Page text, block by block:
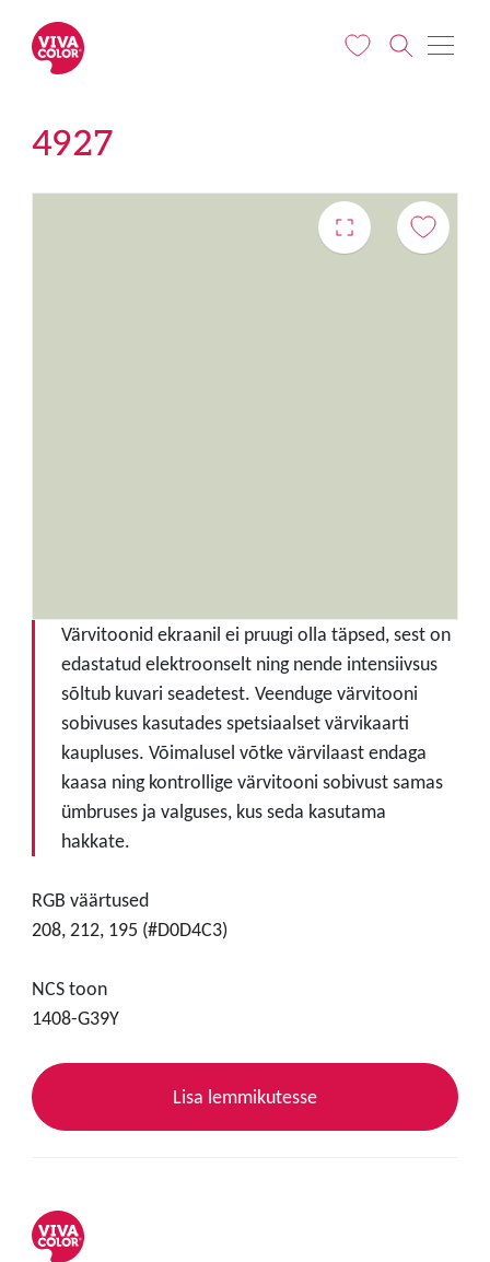
4927
Värvitoonid ekraanil ei pruugi olla täpsed, sest on
edastatud elektroonselt ning nende intensiivsus
sõltub kuvari seadetest. Veenduge värvitooni
sobivuses kasutades spetsiaalset värvikaarti
kaupluses. Võimalusel võtke värvilaast endaga
kaasa ning kontrollige värvitooni sobivust samas
ümbruses ja valguses, kus seda kasutama
hakkate.
RGB väärtused
208, 212, 195 (#D0D4C3)
NCS toon
1408-G39Y
Lisa lemmikutesse